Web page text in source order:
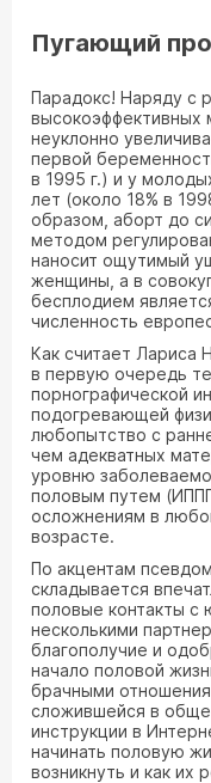
Пугающий
Парадокс! Наряду с
высокоэффективных
неуклонно
первой
в 1995 г.) и у
лет (около 18% в
образом, аборт до
методом
наносит ощутимый
женщины, а в
бесплодием
численность
Как считает Лариса
в первую очередь
порнографической
подогревающей
любопытство с
чем адекватных
уровню
половым путем
осложнениям в
возрасте.
По акцентам
складывается
половые контакты с
несколькими
благополучие и
начало половой
брачными
сложившейся в
инструкции в
начинать половую
возникнуть и как их